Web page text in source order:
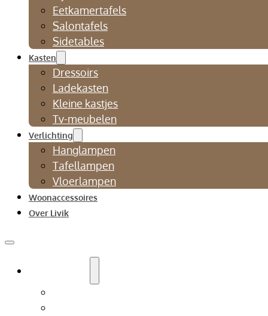
Eetkamertafels
Salontafels
Sidetables
Kasten
Dressoirs
Ladekasten
Kleine kastjes
Tv-meubelen
Verlichting
Hanglampen
Tafellampen
Vloerlampen
Woonaccessoires
Over Livik